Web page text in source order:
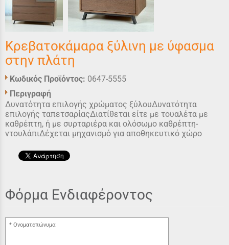
Κρεβατοκάμαρα ξύλινη με ύφασμα
στην πλάτη
Κωδικός Προϊόντος: 0647-5555
Περιγραφή
Δυνατότητα επιλογής χρώματος ξύλουΔυνατότητα
επιλογής ταπετσαρίαςΔιατίθεται είτε με τουαλέτα με
καθρέπτη, ή με συρταριέρα και ολόσωμο καθρέπτη-
ντουλάπιΔέχεται μηχανισμό για αποθηκευτικό χώρο
Φόρμα Ενδιαφέροντος
Ονοματεπώνυμο: